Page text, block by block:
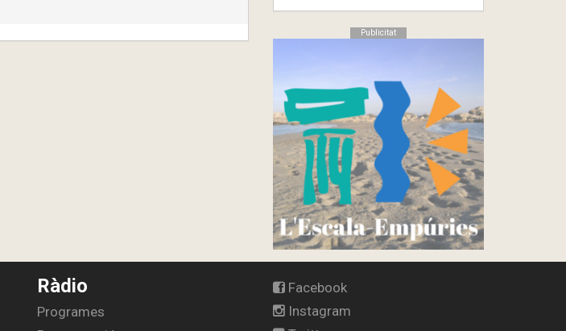
Publicitat
Ràdio
Programes
Facebook
Instagram